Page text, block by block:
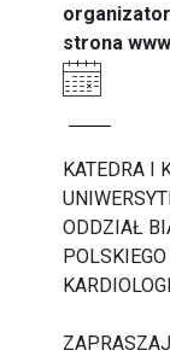
strona
KATEDRA I
ODDZIAŁ